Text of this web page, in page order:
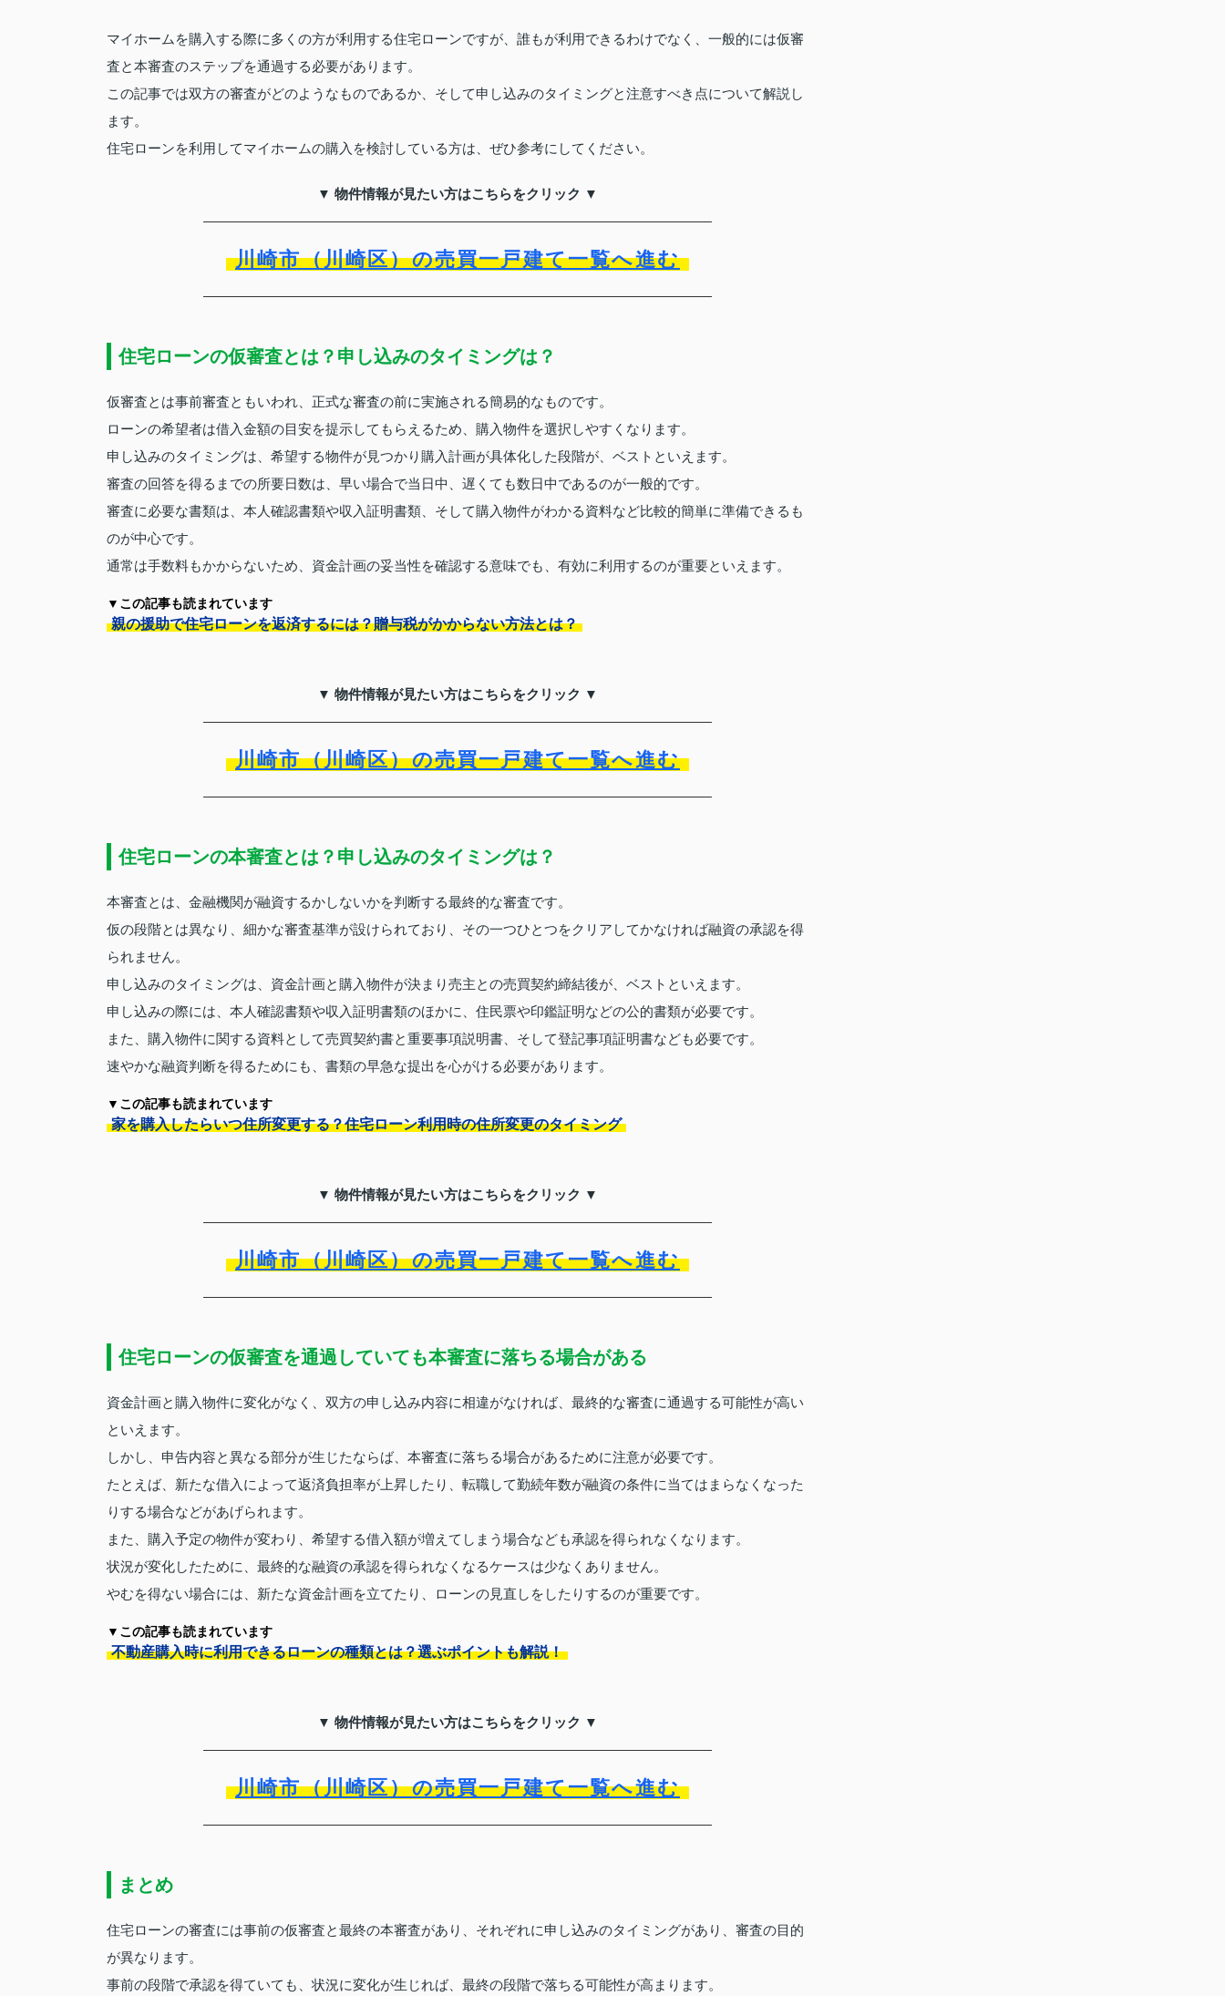
マイホームを購入する際に多くの方が利用する住宅ローンですが、誰もが利用できるわけでなく、一般的には仮審
査と本審査のステップを通過する必要があります。
この記事では双方の審査がどのようなものであるか、そして申し込みのタイミングと注意すべき点について解説し
ます。
住宅ローンを利用してマイホームの購入を検討している方は、ぜひ参考にしてください。
▼ 物件情報が見たい方はこちらをクリック ▼
川崎市（川崎区）の売買一戸建て一覧へ進む
住宅ローンの仮審査とは？申し込みのタイミングは？
仮審査とは事前審査ともいわれ、正式な審査の前に実施される簡易的なものです。
ローンの希望者は借入金額の目安を提示してもらえるため、購入物件を選択しやすくなります。
申し込みのタイミングは、希望する物件が見つかり購入計画が具体化した段階が、ベストといえます。
審査の回答を得るまでの所要日数は、早い場合で当日中、遅くても数日中であるのが一般的です。
審査に必要な書類は、本人確認書類や収入証明書類、そして購入物件がわかる資料など比較的簡単に準備できるも
のが中心です。
通常は手数料もかからないため、資金計画の妥当性を確認する意味でも、有効に利用するのが重要といえます。
▼この記事も読まれています
親の援助で住宅ローンを返済するには？贈与税がかからない方法とは？
▼ 物件情報が見たい方はこちらをクリック ▼
川崎市（川崎区）の売買一戸建て一覧へ進む
住宅ローンの本審査とは？申し込みのタイミングは？
本審査とは、金融機関が融資するかしないかを判断する最終的な審査です。
仮の段階とは異なり、細かな審査基準が設けられており、その一つひとつをクリアしてかなければ融資の承認を得
られません。
申し込みのタイミングは、資金計画と購入物件が決まり売主との売買契約締結後が、ベストといえます。
申し込みの際には、本人確認書類や収入証明書類のほかに、住民票や印鑑証明などの公的書類が必要です。
また、購入物件に関する資料として売買契約書と重要事項説明書、そして登記事項証明書なども必要です。
速やかな融資判断を得るためにも、書類の早急な提出を心がける必要があります。
▼この記事も読まれています
家を購入したらいつ住所変更する？住宅ローン利用時の住所変更のタイミング
▼ 物件情報が見たい方はこちらをクリック ▼
川崎市（川崎区）の売買一戸建て一覧へ進む
住宅ローンの仮審査を通過していても本審査に落ちる場合がある
資金計画と購入物件に変化がなく、双方の申し込み内容に相違がなければ、最終的な審査に通過する可能性が高い
といえます。
しかし、申告内容と異なる部分が生じたならば、本審査に落ちる場合があるために注意が必要です。
たとえば、新たな借入によって返済負担率が上昇したり、転職して勤続年数が融資の条件に当てはまらなくなった
りする場合などがあげられます。
また、購入予定の物件が変わり、希望する借入額が増えてしまう場合なども承認を得られなくなります。
状況が変化したために、最終的な融資の承認を得られなくなるケースは少なくありません。
やむを得ない場合には、新たな資金計画を立てたり、ローンの見直しをしたりするのが重要です。
▼この記事も読まれています
不動産購入時に利用できるローンの種類とは？選ぶポイントも解説！
▼ 物件情報が見たい方はこちらをクリック ▼
川崎市（川崎区）の売買一戸建て一覧へ進む
まとめ
住宅ローンの審査には事前の仮審査と最終の本審査があり、それぞれに申し込みのタイミングがあり、審査の目的
が異なります。
事前の段階で承認を得ていても、状況に変化が生じれば、最終の段階で落ちる可能性が高まります。